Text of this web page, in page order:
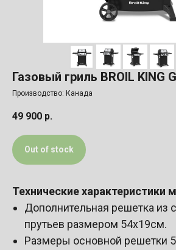
Газовый гриль BROIL KING
Производство: Канада
49 900 р.
Out of stock
Технические характеристики
Дополнительная решетка из
прутьев размером 54х19см.
Размеры основной решетки